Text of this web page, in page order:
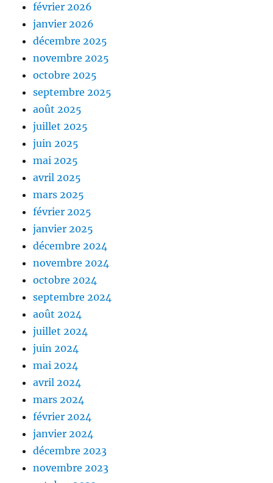
février 2026
janvier 2026
décembre 2025
novembre 2025
octobre 2025
septembre 2025
août 2025
juillet 2025
juin 2025
mai 2025
avril 2025
mars 2025
février 2025
janvier 2025
décembre 2024
novembre 2024
octobre 2024
septembre 2024
août 2024
juillet 2024
juin 2024
mai 2024
avril 2024
mars 2024
février 2024
janvier 2024
décembre 2023
novembre 2023